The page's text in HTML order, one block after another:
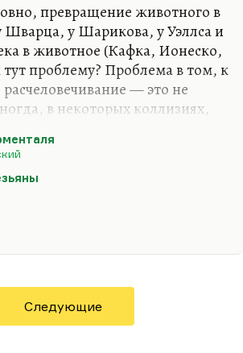
превращение животного в
Шварца, у Шарикова, у Уэллса и
в животное (Кафка, Ионеско,
проблему? Проблема в том, к
— это не
в некоторых коллизиях,
собака оказывается лучше
кстати, зощенковское
обезьяны» — это
вызвал такие громы небесные
просто так. Дело в том, что
о главном: оно напоминает,
власти были, к сожалению,
Следующие